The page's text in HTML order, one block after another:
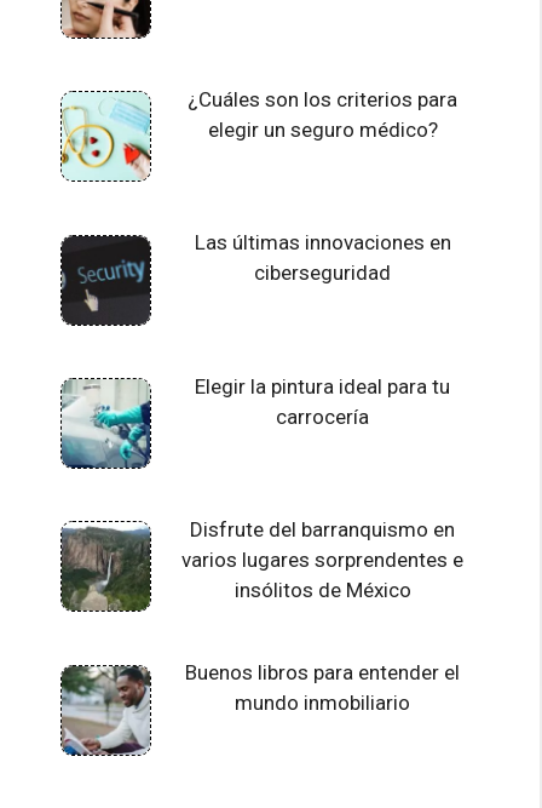
¿Cuáles son los criterios para
elegir un seguro médico?
Las últimas innovaciones en
ciberseguridad
Elegir la pintura ideal para tu
carrocería
Disfrute del barranquismo en
varios lugares sorprendentes e
insólitos de México
Buenos libros para entender el
mundo inmobiliario